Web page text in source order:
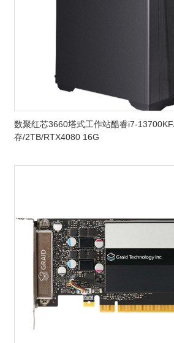
数聚红芯3660塔式工作站酷睿i7-
存/2TB/RTX4080 16G